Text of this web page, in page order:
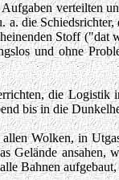
verteilten
die Schiedsrichter,
Stoff ("dat
und ohne
die
bis in die
Wolken, in
Gelände ansahen,
Bahnen